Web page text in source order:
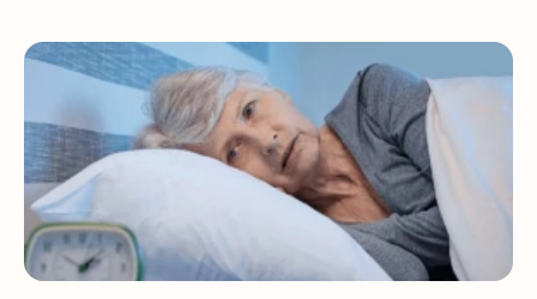
Ваш возраст вызывает проблемы со сном?